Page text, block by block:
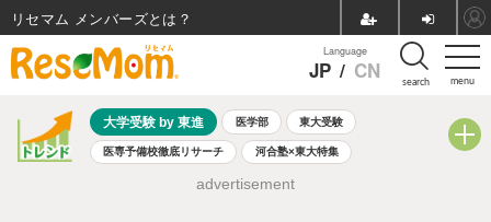
menu
Language
JP / CN search
大学受験 by 東進 医学部 東大受験
医専予備校徹底リサーチ 河合塾×東大特集
高校受験 中学受験
advertisement
リセマム メンバーズ